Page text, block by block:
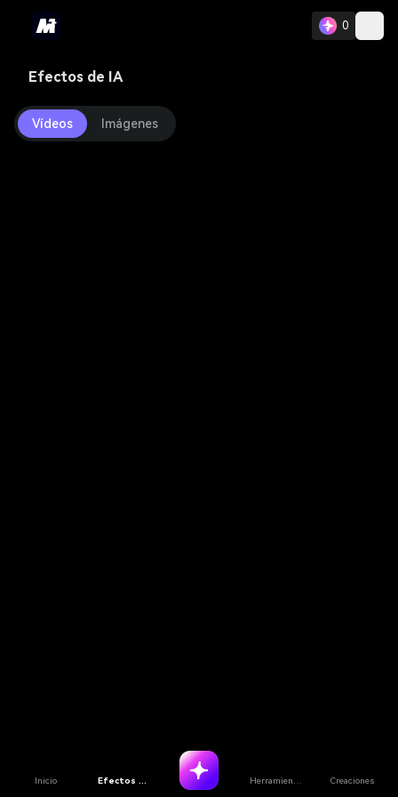
0
Efectos de IA
Vídeos Imágenes
Inicio Efectos de IA Herramientas de IA Creaciones